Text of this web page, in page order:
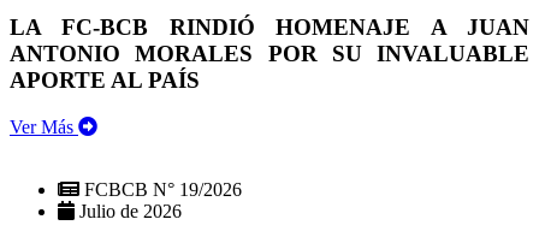
LA FC-BCB RINDIÓ HOMENAJE A JUAN
ANTONIO MORALES POR SU INVALUABLE
APORTE AL PAÍS
Ver Más
FCBCB N° 19/2026
Julio de 2026